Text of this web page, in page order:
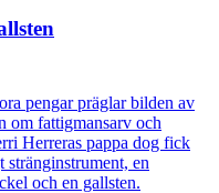
pengar präglar bilden av
om fattigmansarv och
Herreras pappa dog fick
stränginstrument, en
och en gallsten.